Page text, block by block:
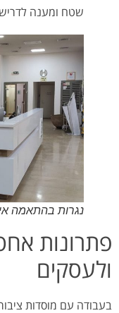
שטח ומענה
נגרות בהתאמה
פתרונות
ולעסקים
בעבודה עם מוסדות